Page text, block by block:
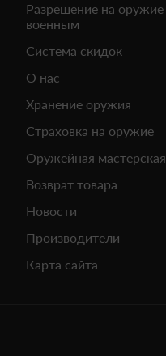
Разрешение на оружие
военным
Система скидок
О нас
Хранение оружия
Страховка на оружие
Оружейная мастерская
Возврат товара
Новости
Производители
Карта сайта